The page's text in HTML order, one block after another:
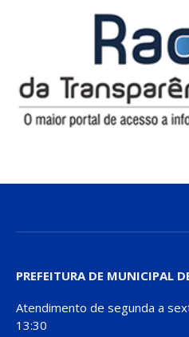
PREFEITURA DE MUNICIPAL
Atendimento de segunda a
13:30